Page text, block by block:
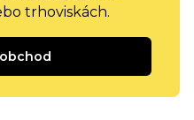
trhoviskách.